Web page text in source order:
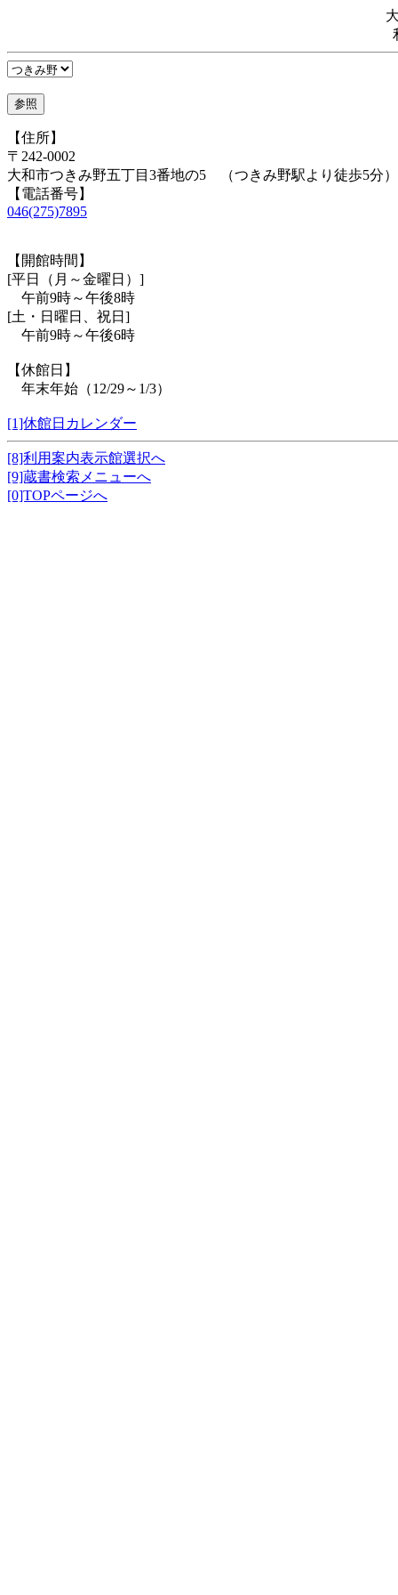
【住所】
〒242-0002
大和市つきみ野五丁目3番地の5 （つきみ野駅より徒歩5分）
【電話番号】
046(275)7895
【開館時間】
[平日（月～金曜日）]
午前9時～午後8時
[土・日曜日、祝日]
午前9時～午後6時
【休館日】
年末年始（12/29～1/3）
[1]休館日カレンダー
[8]利用案内表示館選択へ
[9]蔵書検索メニューへ
[0]TOPページへ